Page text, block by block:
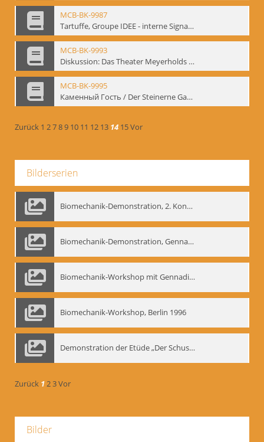
MCB-BK-9987
Tartuffe, Groupe IDEE - interne Signatur: BM-prt-194
MCB-BK-9993
Diskussion: Das Theater Meyerholds und die Biomechanik, 18.09.1995 - interne Signatur: BM-prt-200
MCB-BK-9995
Каменный Гость / Der Steinerne Gast - interne Signatur: BM-prt-202
Zurück 1 2789 10 11 12 13 14 15Vor
Bilderserien
Biomechanik-Demonstration, 2. Kongress der EMF, Mai 1995
Biomechanik-Demonstration, Gennadij Bogdanow im Berliner Ensemble, 04.10.1991
Biomechanik-Workshop mit Gennadij Nikolajewitsch Bogdanow im Mime Centrum Berlin, 1991
Biomechanik-Workshop, Berlin 1996
Demonstration der Etüde „Der Schuss mit dem Bogen“ durch Gennadij Nikolajewitsch Bogdanow, Berlin 1991
Zurück 123Vor
Bilder